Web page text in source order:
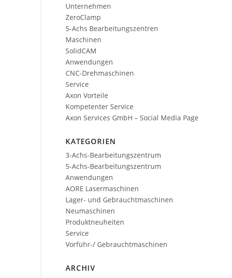
Unternehmen
ZeroClamp
5-Achs Bearbeitungszentren
Maschinen
SolidCAM
Anwendungen
CNC-Drehmaschinen
Service
Axon Vorteile
Kompetenter Service
Axon Services GmbH – Social Media Page
KATEGORIEN
3-Achs-Bearbeitungszentrum
5-Achs-Bearbeitungszentrum
Anwendungen
AORE Lasermaschinen
Lager- und Gebrauchtmaschinen
Neumaschinen
Produktneuheiten
Service
Vorführ-/ Gebrauchtmaschinen
ARCHIV